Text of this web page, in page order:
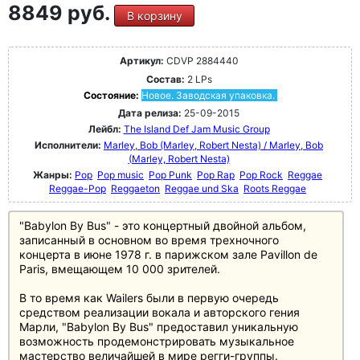
8849 руб. В корзину
Артикул: CDVP 2884440
Состав: 2 LPs
Состояние: Новое. Заводская упаковка.
Дата релиза: 25-09-2015
Лейбл: The Island Def Jam Music Group
Исполнители: Marley, Bob (Marley, Robert Nesta) / Marley, Bob
(Marley, Robert Nesta)
Жанры: Pop Pop music Pop Punk Pop Rap Pop Rock Reggae
Reggae-Pop Reggaeton Reggae und Ska Roots Reggae
"Babylon By Bus" - это концертный двойной альбом,
записанный в основном во время трехночного
концерта в июне 1978 г. в парижском зале Pavillon de
Paris, вмещающем 10 000 зрителей.
В то время как Wailers были в первую очередь
средством реализации вокала и авторского гения
Марли, "Babylon By Bus" предоставил уникальную
возможность продемонстрировать музыкальное
мастерство величайшей в мире регги-группы.